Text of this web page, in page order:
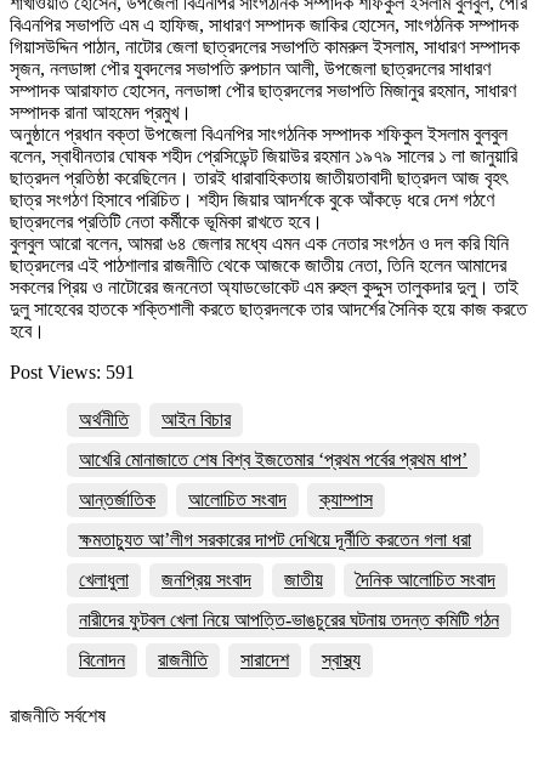
বিএনপির সভাপতি এম এ হাফিজ, সাধারণ সম্পাদক জাকির হোসেন, সাংগঠনিক সম্পাদক
গিয়াসউদ্দিন পাঠান, নাটোর জেলা ছাত্রদলের সভাপতি কামরুল ইসলাম, সাধারণ সম্পাদক
সৃজন, নলডাঙ্গা পৌর যুবদলের সভাপতি রুপচান আলী, উপজেলা ছাত্রদলের সাধারণ
সম্পাদক আরাফাত হোসেন, নলডাঙ্গা পৌর ছাত্রদলের সভাপতি মিজানুর রহমান, সাধারণ
সম্পাদক রানা আহমেদ প্রমুখ।
অনুষ্ঠানে প্রধান বক্তা উপজেলা বিএনপির সাংগঠনিক সম্পাদক শফিকুল ইসলাম বুলবুল
বলেন, স্বাধীনতার ঘোষক শহীদ প্রেসিডেন্ট জিয়াউর রহমান ১৯৭৯ সালের ১ লা জানুয়ারি
ছাত্রদল প্রতিষ্ঠা করেছিলেন। তারই ধারাবাহিকতায় জাতীয়তাবাদী ছাত্রদল আজ বৃহৎ
ছাত্র সংগঠণ হিসাবে পরিচিত। শহীদ জিয়ার আদর্শকে বুকে আঁকড়ে ধরে দেশ গঠণে
ছাত্রদলের প্রতিটি নেতা কর্মীকে ভূমিকা রাখতে হবে।
বুলবুল আরো বলেন, আমরা ৬৪ জেলার মধ্যে এমন এক নেতার সংগঠন ও দল করি যিনি
ছাত্রদলের এই পাঠশালার রাজনীতি থেকে আজকে জাতীয় নেতা, তিনি হলেন আমাদের
সকলের প্রিয় ও নাটোরের জননেতা অ্যাডভোকেট এম রুহুল কুদ্দুস তালুকদার দুলু। তাই
দুলু সাহেবের হাতকে শক্তিশালী করতে ছাত্রদলকে তার আদর্শের সৈনিক হয়ে কাজ করতে
হবে।
Post Views: 591
অর্থনীতি
আইন বিচার
আখেরি মোনাজাতে শেষ বিশ্ব ইজতেমার ‘প্রথম পর্বের প্রথম ধাপ’
আন্তর্জাতিক
আলোচিত সংবাদ
ক্যাম্পাস
ক্ষমতাচ্যুত আ’লীগ সরকারের দাপট দেখিয়ে দূর্নীতি করতেন গলা ধরা
খেলাধুলা
জনপ্রিয় সংবাদ জাতীয়
দৈনিক আলোচিত সংবাদ
নারীদের ফুটবল খেলা নিয়ে আপত্তি-ভাঙচুরের ঘটনায় তদন্ত কমিটি গঠন
বিনোদন
রাজনীতি সারাদেশ স্বাস্থ্য
রাজনীতি সর্বশেষ